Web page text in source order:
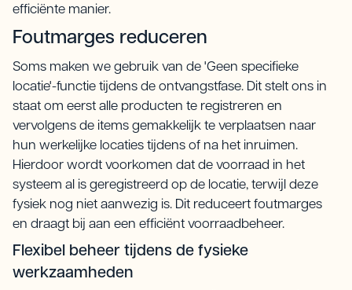
efficiënte manier.
Foutmarges reduceren
Soms maken we gebruik van de 'Geen specifieke
locatie'-functie tijdens de ontvangstfase. Dit stelt ons in
staat om eerst alle producten te registreren en
vervolgens de items gemakkelijk te verplaatsen naar
hun werkelijke locaties tijdens of na het inruimen.
Hierdoor wordt voorkomen dat de voorraad in het
systeem al is geregistreerd op de locatie, terwijl deze
fysiek nog niet aanwezig is. Dit reduceert foutmarges
en draagt bij aan een efficiënt voorraadbeheer.
Flexibel beheer tijdens de fysieke
werkzaamheden